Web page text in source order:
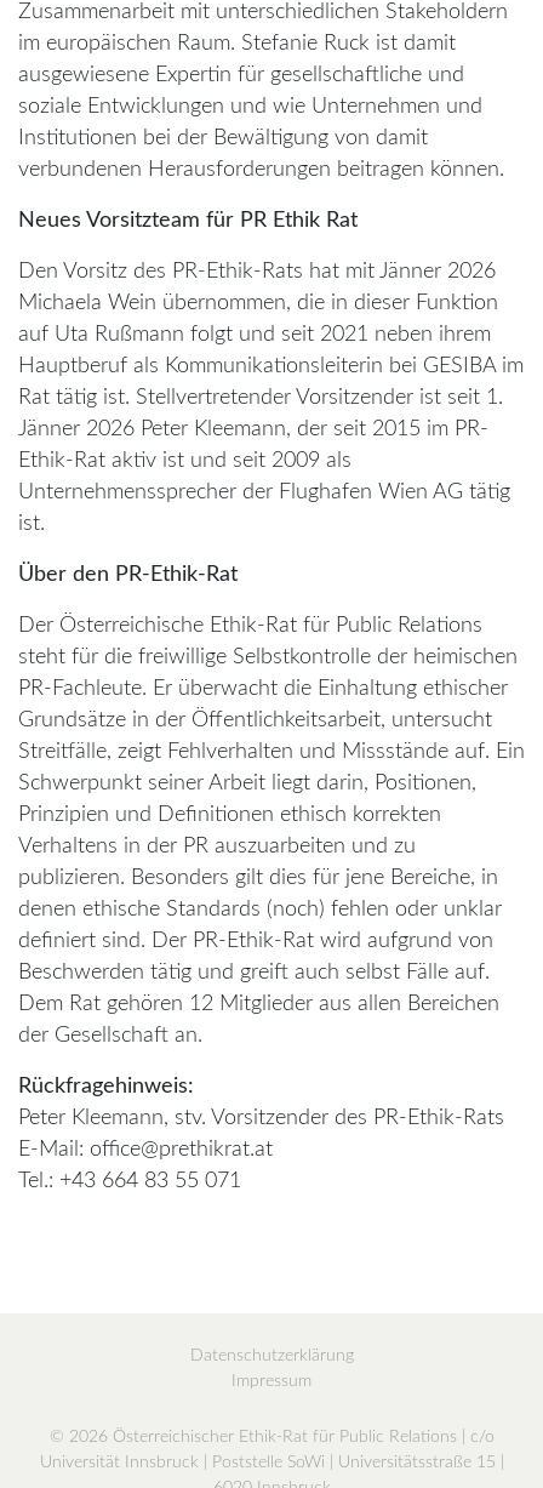
Zusammenarbeit mit unterschiedlichen Stakeholdern
im europäischen Raum. Stefanie Ruck ist damit
ausgewiesene Expertin für gesellschaftliche und
soziale Entwicklungen und wie Unternehmen und
Institutionen bei der Bewältigung von damit
verbundenen Herausforderungen beitragen können.
Neues Vorsitzteam für PR Ethik Rat
Den Vorsitz des PR-Ethik-Rats hat mit Jänner 2026
Michaela Wein übernommen, die in dieser Funktion
auf Uta Rußmann folgt und seit 2021 neben ihrem
Hauptberuf als Kommunikationsleiterin bei GESIBA im
Rat tätig ist. Stellvertretender Vorsitzender ist seit 1.
Jänner 2026 Peter Kleemann, der seit 2015 im PR-
Ethik-Rat aktiv ist und seit 2009 als
Unternehmenssprecher der Flughafen Wien AG tätig
ist.
Über den PR-Ethik-Rat
Der Österreichische Ethik-Rat für Public Relations
steht für die freiwillige Selbstkontrolle der heimischen
PR-Fachleute. Er überwacht die Einhaltung ethischer
Grundsätze in der Öffentlichkeitsarbeit, untersucht
Streitfälle, zeigt Fehlverhalten und Missstände auf. Ein
Schwerpunkt seiner Arbeit liegt darin, Positionen,
Prinzipien und Definitionen ethisch korrekten
Verhaltens in der PR auszuarbeiten und zu
publizieren. Besonders gilt dies für jene Bereiche, in
denen ethische Standards (noch) fehlen oder unklar
definiert sind. Der PR-Ethik-Rat wird aufgrund von
Beschwerden tätig und greift auch selbst Fälle auf.
Dem Rat gehören 12 Mitglieder aus allen Bereichen
der Gesellschaft an.
Rückfragehinweis:
Peter Kleemann, stv. Vorsitzender des PR-Ethik-Rats
E-Mail: office@prethikrat.at
Tel.: +43 664 83 55 071
Datenschutzerklärung
Impressum
© 2026 Österreichischer Ethik-Rat für Public Relations | c/o
Universität Innsbruck | Poststelle SoWi | Universitätsstraße 15 |